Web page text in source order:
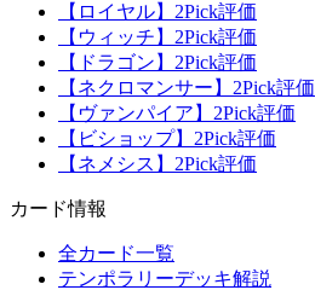
【ロイヤル】2Pick評価
【ウィッチ】2Pick評価
【ドラゴン】2Pick評価
【ネクロマンサー】2Pick評価
【ヴァンパイア】2Pick評価
【ビショップ】2Pick評価
【ネメシス】2Pick評価
カード情報
全カード一覧
テンポラリーデッキ解説